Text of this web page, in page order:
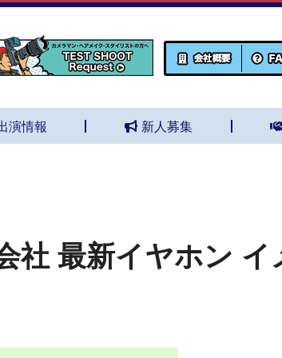
演情報 新人募集
社 最新イヤホン イ